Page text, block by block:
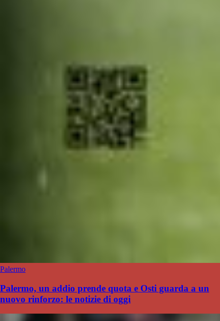
Palermo
Palermo, un addio prende quota e Osti guarda a un
nuovo rinforzo: le notizie di oggi